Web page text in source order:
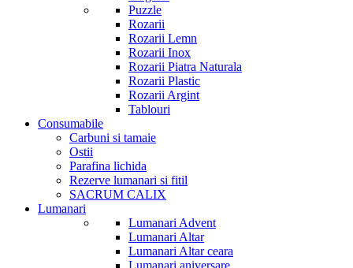
Puzzle
Rozarii
Rozarii Lemn
Rozarii Inox
Rozarii Piatra Naturala
Rozarii Plastic
Rozarii Argint
Tablouri
Consumabile
Carbuni si tamaie
Ostii
Parafina lichida
Rezerve lumanari si fitil
SACRUM CALIX
Lumanari
Lumanari Advent
Lumanari Altar
Lumanari Altar ceara
Lumanari aniversare